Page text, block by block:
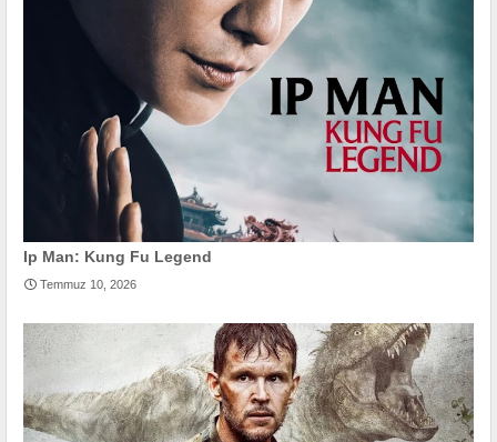
Ip Man: Kung Fu Legend
Temmuz 10, 2026